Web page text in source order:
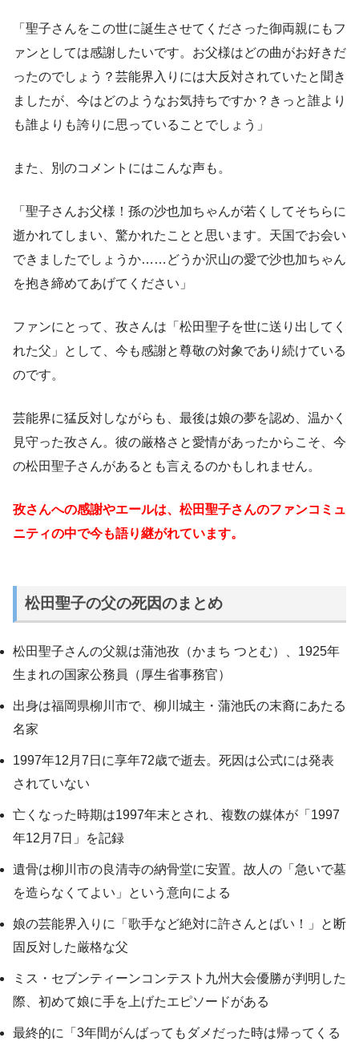
「聖子さんをこの世に誕生させてくださった御両親にもフ
ァンとしては感謝したいです。お父様はどの曲がお好きだ
ったのでしょう？芸能界入りには大反対されていたと聞き
ましたが、今はどのようなお気持ちですか？きっと誰より
も誰よりも誇りに思っていることでしょう」
また、別のコメントにはこんな声も。
「聖子さんお父様！孫の沙也加ちゃんが若くしてそちらに
逝かれてしまい、驚かれたことと思います。天国でお会い
できましたでしょうか……どうか沢山の愛で沙也加ちゃん
を抱き締めてあげてください」
ファンにとって、孜さんは「松田聖子を世に送り出してく
れた父」として、今も感謝と尊敬の対象であり続けている
のです。
芸能界に猛反対しながらも、最後は娘の夢を認め、温かく
見守った孜さん。彼の厳格さと愛情があったからこそ、今
の松田聖子さんがあるとも言えるのかもしれません。
孜さんへの感謝やエールは、松田聖子さんのファンコミュ
ニティの中で今も語り継がれています。
松田聖子の父の死因のまとめ
松田聖子さんの父親は蒲池孜（かまち つとむ）、1925年
生まれの国家公務員（厚生省事務官）
出身は福岡県柳川市で、柳川城主・蒲池氏の末裔にあたる
名家
1997年12月7日に享年72歳で逝去。死因は公式には発表
されていない
亡くなった時期は1997年末とされ、複数の媒体が「1997
年12月7日」を記録
遺骨は柳川市の良清寺の納骨堂に安置。故人の「急いで墓
を造らなくてよい」という意向による
娘の芸能界入りに「歌手など絶対に許さんとばい！」と断
固反対した厳格な父
ミス・セブンティーンコンテスト九州大会優勝が判明した
際、初めて娘に手を上げたエピソードがある
最終的に「3年間がんばってもダメだった時は帰ってくる